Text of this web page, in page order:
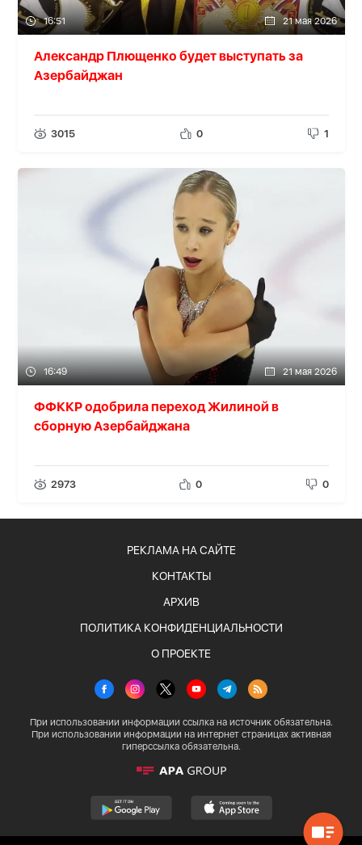
16:51 21 мая 2026
Александр Плющенко будет выступать за
Азербайджан
3015 0 1
16:49 21 мая 2026
ФФККР одобрила переход Жилиной в
сборную Азербайджана
2973 0 0
РЕКЛАМА НА САЙТЕ
КОНТАКТЫ
АРХИВ
ПОЛИТИКА КОНФИДЕНЦИАЛЬНОСТИ
О ПРОЕКТЕ
При использовании информации ссылка на источник обязательна.
При использовании информации на интернет страницах активная
гиперссылка обязательна.